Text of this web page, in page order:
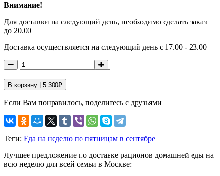
Внимание!
Для доставки на следующий день, необходимо сделать заказ
до 20.00
Доставка осуществляется на следующий день с 17.00 - 23.00
В корзину | 5 300₽
Если Вам понравилось, поделитесь с друзьями
Теги: Еда на неделю по пятницам в сентябре
Лучшее предложение по доставке рационов домашней еды на
всю неделю для всей семьи в Москве: